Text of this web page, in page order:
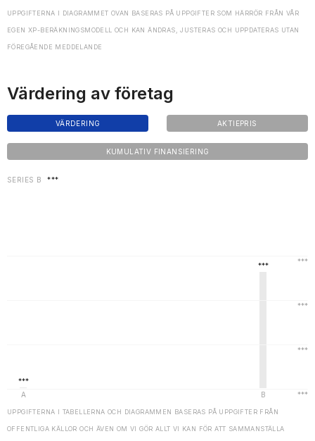
UPPGIFTERNA I DIAGRAMMET OVAN BASERAS PÅ UPPGIFTER SOM HÄRRÖR FRÅN VÅR
EGEN XP-BERÄKNINGSMODELL OCH KAN ÄNDRAS, JUSTERAS OCH UPPDATERAS UTAN
FÖREGÅENDE MEDDELANDE
Värdering av företag
VÄRDERING AKTIEPRIS
KUMULATIV FINANSIERING
SERIES B ***
UPPGIFTERNA I TABELLERNA OCH DIAGRAMMEN BASERAS PÅ UPPGIFTER FRÅN
OFFENTLIGA KÄLLOR OCH ÄVEN OM VI GÖR ALLT VI KAN FÖR ATT SAMMANSTÄLLA